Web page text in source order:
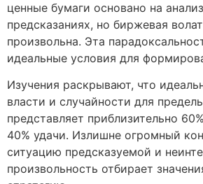
ценные бумаги основано на
предсказаниях, но биржевая
произвольна. Эта
идеальные условия для
Изучения раскрывают, что
власти и случайности для
представляет приблизительно
40% удачи. Излишне огромный
ситуацию предсказуемой и
произвольность отбирает